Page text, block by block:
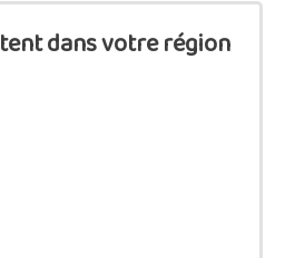
dans votre région